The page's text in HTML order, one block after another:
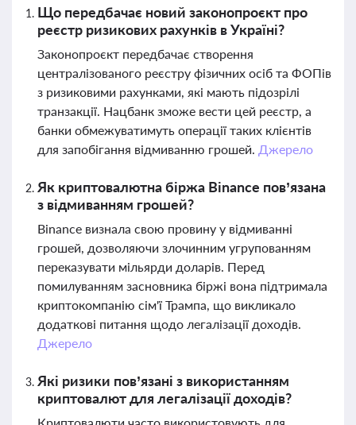
Що передбачає новий законопроєкт про
реєстр ризикових рахунків в Україні?
Законопроєкт передбачає створення
централізованого реєстру фізичних осіб та ФОПів
з ризиковими рахунками, які мають підозрілі
транзакції. Нацбанк зможе вести цей реєстр, а
банки обмежуватимуть операції таких клієнтів
для запобігання відмиванню грошей. Джерело
Як криптовалютна біржа Binance пов’язана
з відмиванням грошей?
Binance визнала свою провину у відмиванні
грошей, дозволяючи злочинним угрупованням
переказувати мільярди доларів. Перед
помилуванням засновника біржі вона підтримала
криптокомпанію сім'ї Трампа, що викликало
додаткові питання щодо легалізації доходів.
Джерело
Які ризики пов’язані з використанням
криптовалют для легалізації доходів?